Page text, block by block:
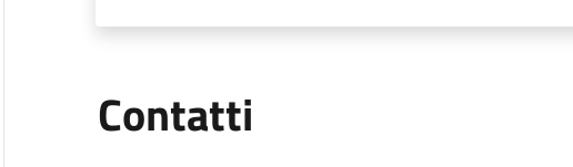
Contatti